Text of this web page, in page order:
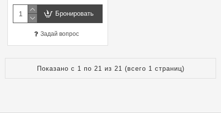
Бронировать
Задай вопрос
Показано с 1 по 21 из 21 (всего 1 страниц)